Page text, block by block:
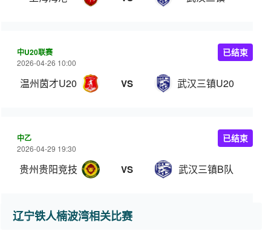
中U20联赛
2026-04-26 10:00
温州茵才U20 VS 武汉三镇U20
已结束
中乙
2026-04-29 19:30
贵州贵阳竞技 VS 武汉三镇B队
已结束
辽宁铁人楠波湾相关比赛